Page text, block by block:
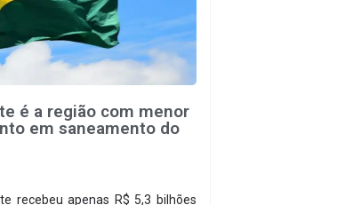
é a região com menor
em saneamento do
recebeu apenas R$ 5,3 bilhões